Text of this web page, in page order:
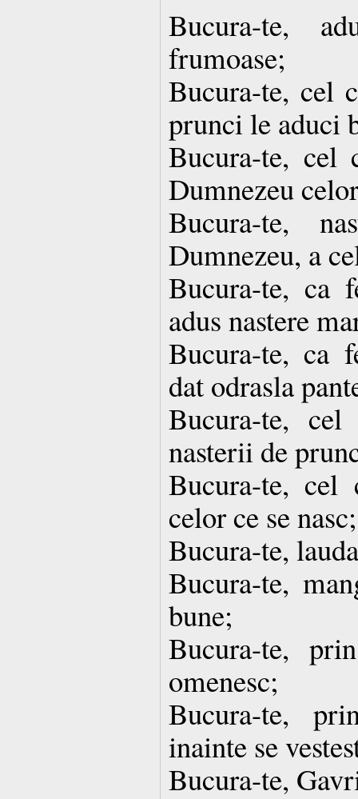
Bucura-te,
frumoase;
Bucura-te, cel
prunci le aduci
Bucura-te, cel
Dumnezeu
Bucura-te,
Dumnezeu, a
Bucura-te, ca
adus nastere
Bucura-te, ca
dat odrasla
Bucura-te,
nasterii de
Bucura-te, cel
celor ce se nasc;
Bucura-te,
Bucura-te,
bune;
Bucura-te,
omenesc;
Bucura-te,
inainte se
Bucura-te,